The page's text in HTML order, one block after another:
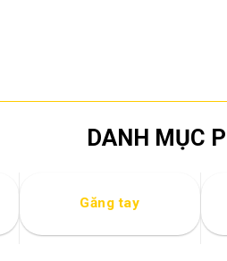
DANH MỤC
Găng tay